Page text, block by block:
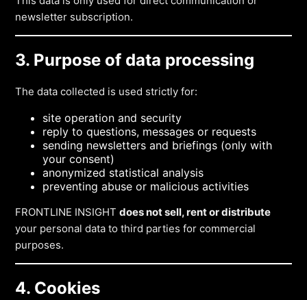
newsletter subscription.
3. Purpose of data processing
The data collected is used strictly for:
site operation and security
reply to questions, messages or requests
sending newsletters and briefings (only with
your consent)
anonymized statistical analysis
preventing abuse or malicious activities
FRONTLINE INSIGHTdoes not sell, rent or distribute
your personal data to third parties for commercial
purposes.
4. Cookies